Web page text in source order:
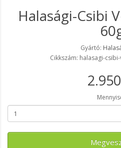
Halasági-Csibi
Gyártó:
Cikkszám: halasagi-